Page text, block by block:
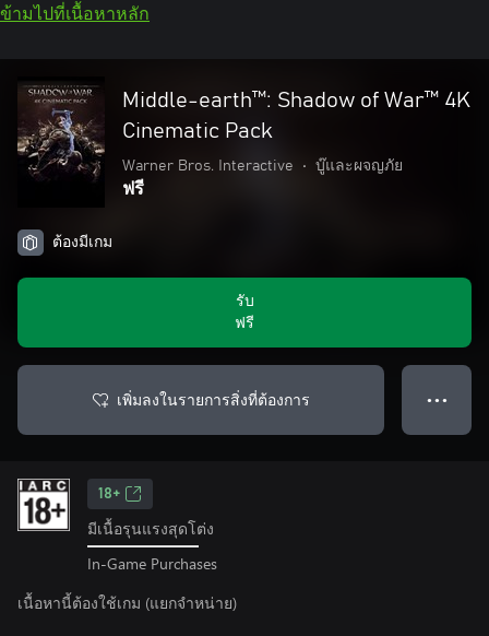
ข้ามไปที่เนื้อหาหลัก
Middle-earth™: Shadow of War™ 4K
Cinematic Pack
Warner Bros. Interactive • บู๊และผจญภัย
ฟรี
ต้องมีเกม
รับ
ฟรี
เพิ่มลงในรายการสิ่งที่ต้องการ ● ● ●
18+
มีเนื้อรุนแรงสุดโต่ง
In-Game Purchases
เนื้อหานี้ต้องใช้เกม (แยกจำหน่าย)